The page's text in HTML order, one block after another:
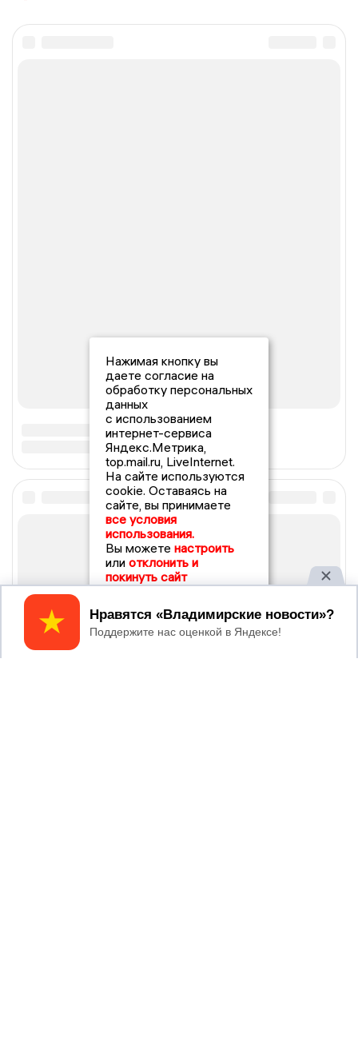
Нажимая кнопку вы
даете согласие на
обработку персональных
данных
с использованием
интернет-сервиса
Яндекс.Метрика,
top.mail.ru, LiveInternet.
На сайте используются
cookie. Оставаясь на
сайте, вы принимаете
все условия
использования.
Вы можете настроить
или отклонить и
покинуть сайт
Принять